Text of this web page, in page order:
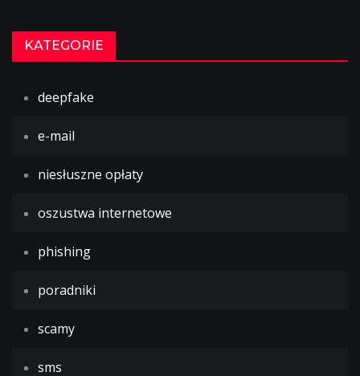
KATEGORIE
deepfake
e-mail
niesłuszne opłaty
oszustwa internetowe
phishing
poradniki
scamy
sms